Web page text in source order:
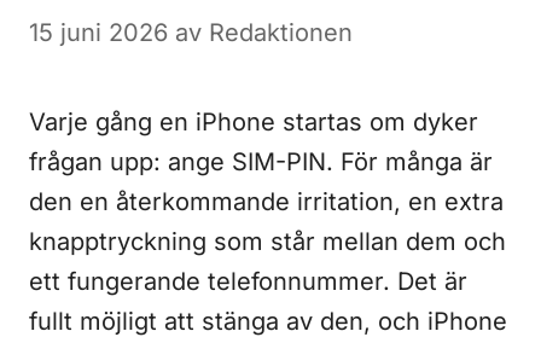
15 juni 2026 av Redaktionen
Varje gång en iPhone startas om dyker
frågan upp: ange SIM-PIN. För många är
den en återkommande irritation, en extra
knapptryckning som står mellan dem och
ett fungerande telefonnummer. Det är
fullt möjligt att stänga av den, och iPhone